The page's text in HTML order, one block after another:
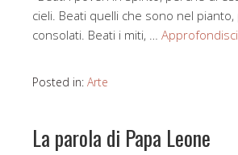
cieli. Beati quelli che sono nel
consolati. Beati i miti, …
Posted in: Arte
La parola di Papa Leone